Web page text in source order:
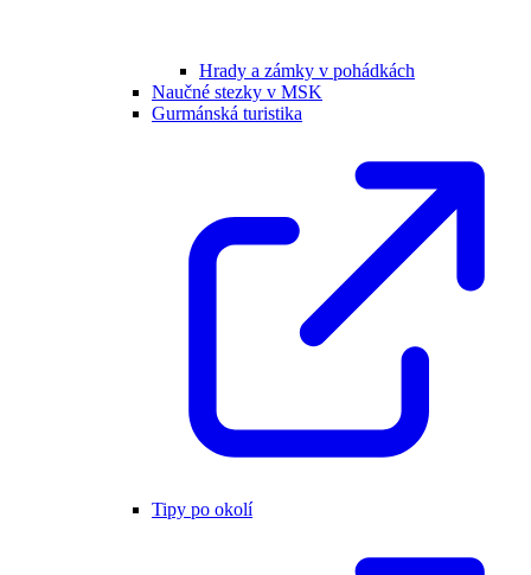
Hrady a zámky v pohádkách
Naučné stezky v MSK
Gurmánská turistika
Tipy po okolí